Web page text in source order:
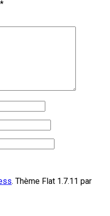
*
. Thème Flat 1.7.11 par